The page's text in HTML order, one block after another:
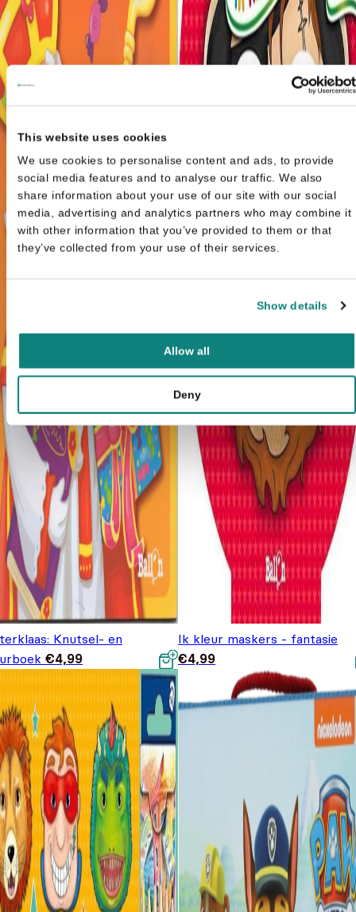
This website uses cookies
We use cookies to personalise content and ads, to provide
social media features and to analyse our traffic. We also
share information about your use of our site with our social
media, advertising and analytics partners who may combine it
with other information that you’ve provided to them or that
they’ve collected from your use of their services.
Show details
Allow all
Deny
Knutsel- en
€4,99
Ik kleur maskers - fantasie
€4,99